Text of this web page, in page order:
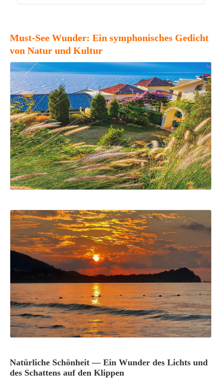
Must-See Wunder: Ein symphonisches Gedicht
von Natur und Kultur
Natürliche Schönheit — Ein Wunder des Lichts und
des Schattens auf den Klippen